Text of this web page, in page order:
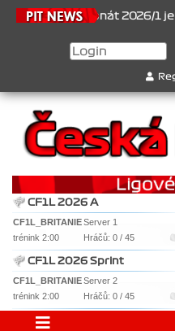
Šampionát 2026/1 je za
CF1L 2026 A
CF1L_BRITANIEServer 1
trénink 2:00
Hráčů: 0 / 45
CF1L 2026 Sprint
CF1L_BRITANIEServer 2
trénink 2:00
Hráčů: 0 / 45